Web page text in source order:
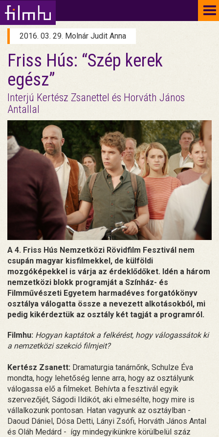
2016. 03. 29. Molnár Judit Anna
Friss Hús: “Szép kerek
egész”
Interjú Kertész Zsanettel és Horváth János
Antallal
A 4. Friss Hús Nemzetközi Rövidfilm Fesztivál nem
csupán magyar kisfilmekkel, de külföldi
mozgóképekkel is várja az érdeklődőket. Idén a három
nemzetközi blokk programját a Színház- és
Filmművészeti Egyetem harmadéves forgatókönyv
osztálya válogatta össze a nevezett alkotásokból, mi
pedig kikérdeztük az osztály két tagját a programról.
Filmhu: Hogyan kaptátok a felkérést, hogy válogassátok ki
a nemzetközi szekció filmjeit?
Kertész Zsanett: Dramaturgia tanárnőnk, Schulze Éva
mondta, hogy lehetőség lenne arra, hogy az osztályunk
válogassa elő a filmeket. Behívta a fesztivál egyik
szervezőjét, Ságodi Ildikót, aki elmesélte, hogy mire is
vállalkozunk pontosan. Hatan vagyunk az osztáylban -
Daoud Dániel, Dósa Detti, Lányi Zsófi, Horváth János Antal
és Oláh Medárd - így mindegyikünkre körülbelül száz